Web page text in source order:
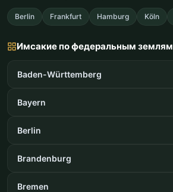
Berlin Frankfurt Hamburg Köln
Имсакие по федеральным землям
Baden-Württemberg
Bayern
Berlin
Brandenburg
Bremen